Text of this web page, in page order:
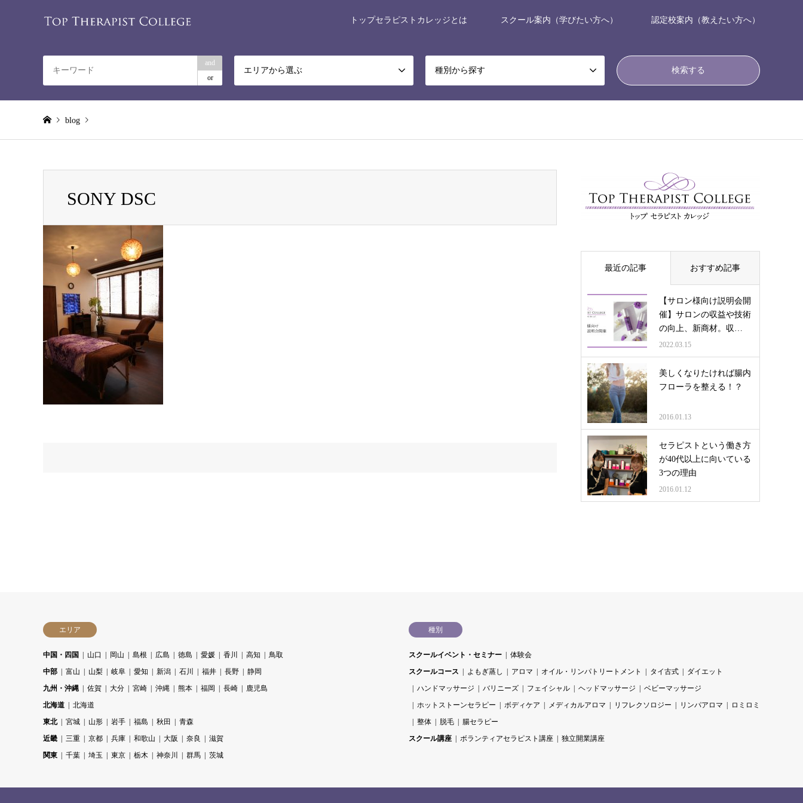
トップセラピストカレッジとは スクール案内（学びたい方へ） 認定校案内（教えたい方へ）
and
or
エリアから選ぶ 種別から探す
blog
SONY DSCSONY DSC
最近の記事 おすすめ記事
【サロン様向け説明会開
催】サロンの収益や技術
の向上、新商材。収…
2022.03.15
美しくなりたければ腸内
フローラを整える！？
2016.01.13
セラピストという働き方
が40代以上に向いている
3つの理由
2016.01.12
エリア
中国・四国 山口 岡山 島根 広島 徳島 愛媛 香川 高知
鳥取
中部
富山 山梨 岐阜 愛知 新潟 石川 福井 長野
静岡
九州・沖縄
佐賀 大分 宮崎 沖縄 熊本 福岡 長崎
鹿児島
北海道
北海道
東北
宮城 山形 岩手 福島 秋田
青森
近畿
三重 京都 兵庫 和歌山 大阪 奈良
滋賀
関東
千葉 埼玉 東京 栃木 神奈川 群馬 茨城
種別
スクールイベント・セミナー
体験会
スクールコース
よもぎ蒸し アロマ オイル・リンパトリートメント タイ古式
ダイエット
ハンドマッサージ
バリニーズ フェイシャル ヘッドマッサージ
ベビーマッサージ
ホットストーンセラピー
ボディケア メディカルアロマ リフレクソロジー リンパアロマ
ロミロミ
整体
脱毛
腸セラピー
スクール講座
ボランティアセラピスト講座 独立開業講座